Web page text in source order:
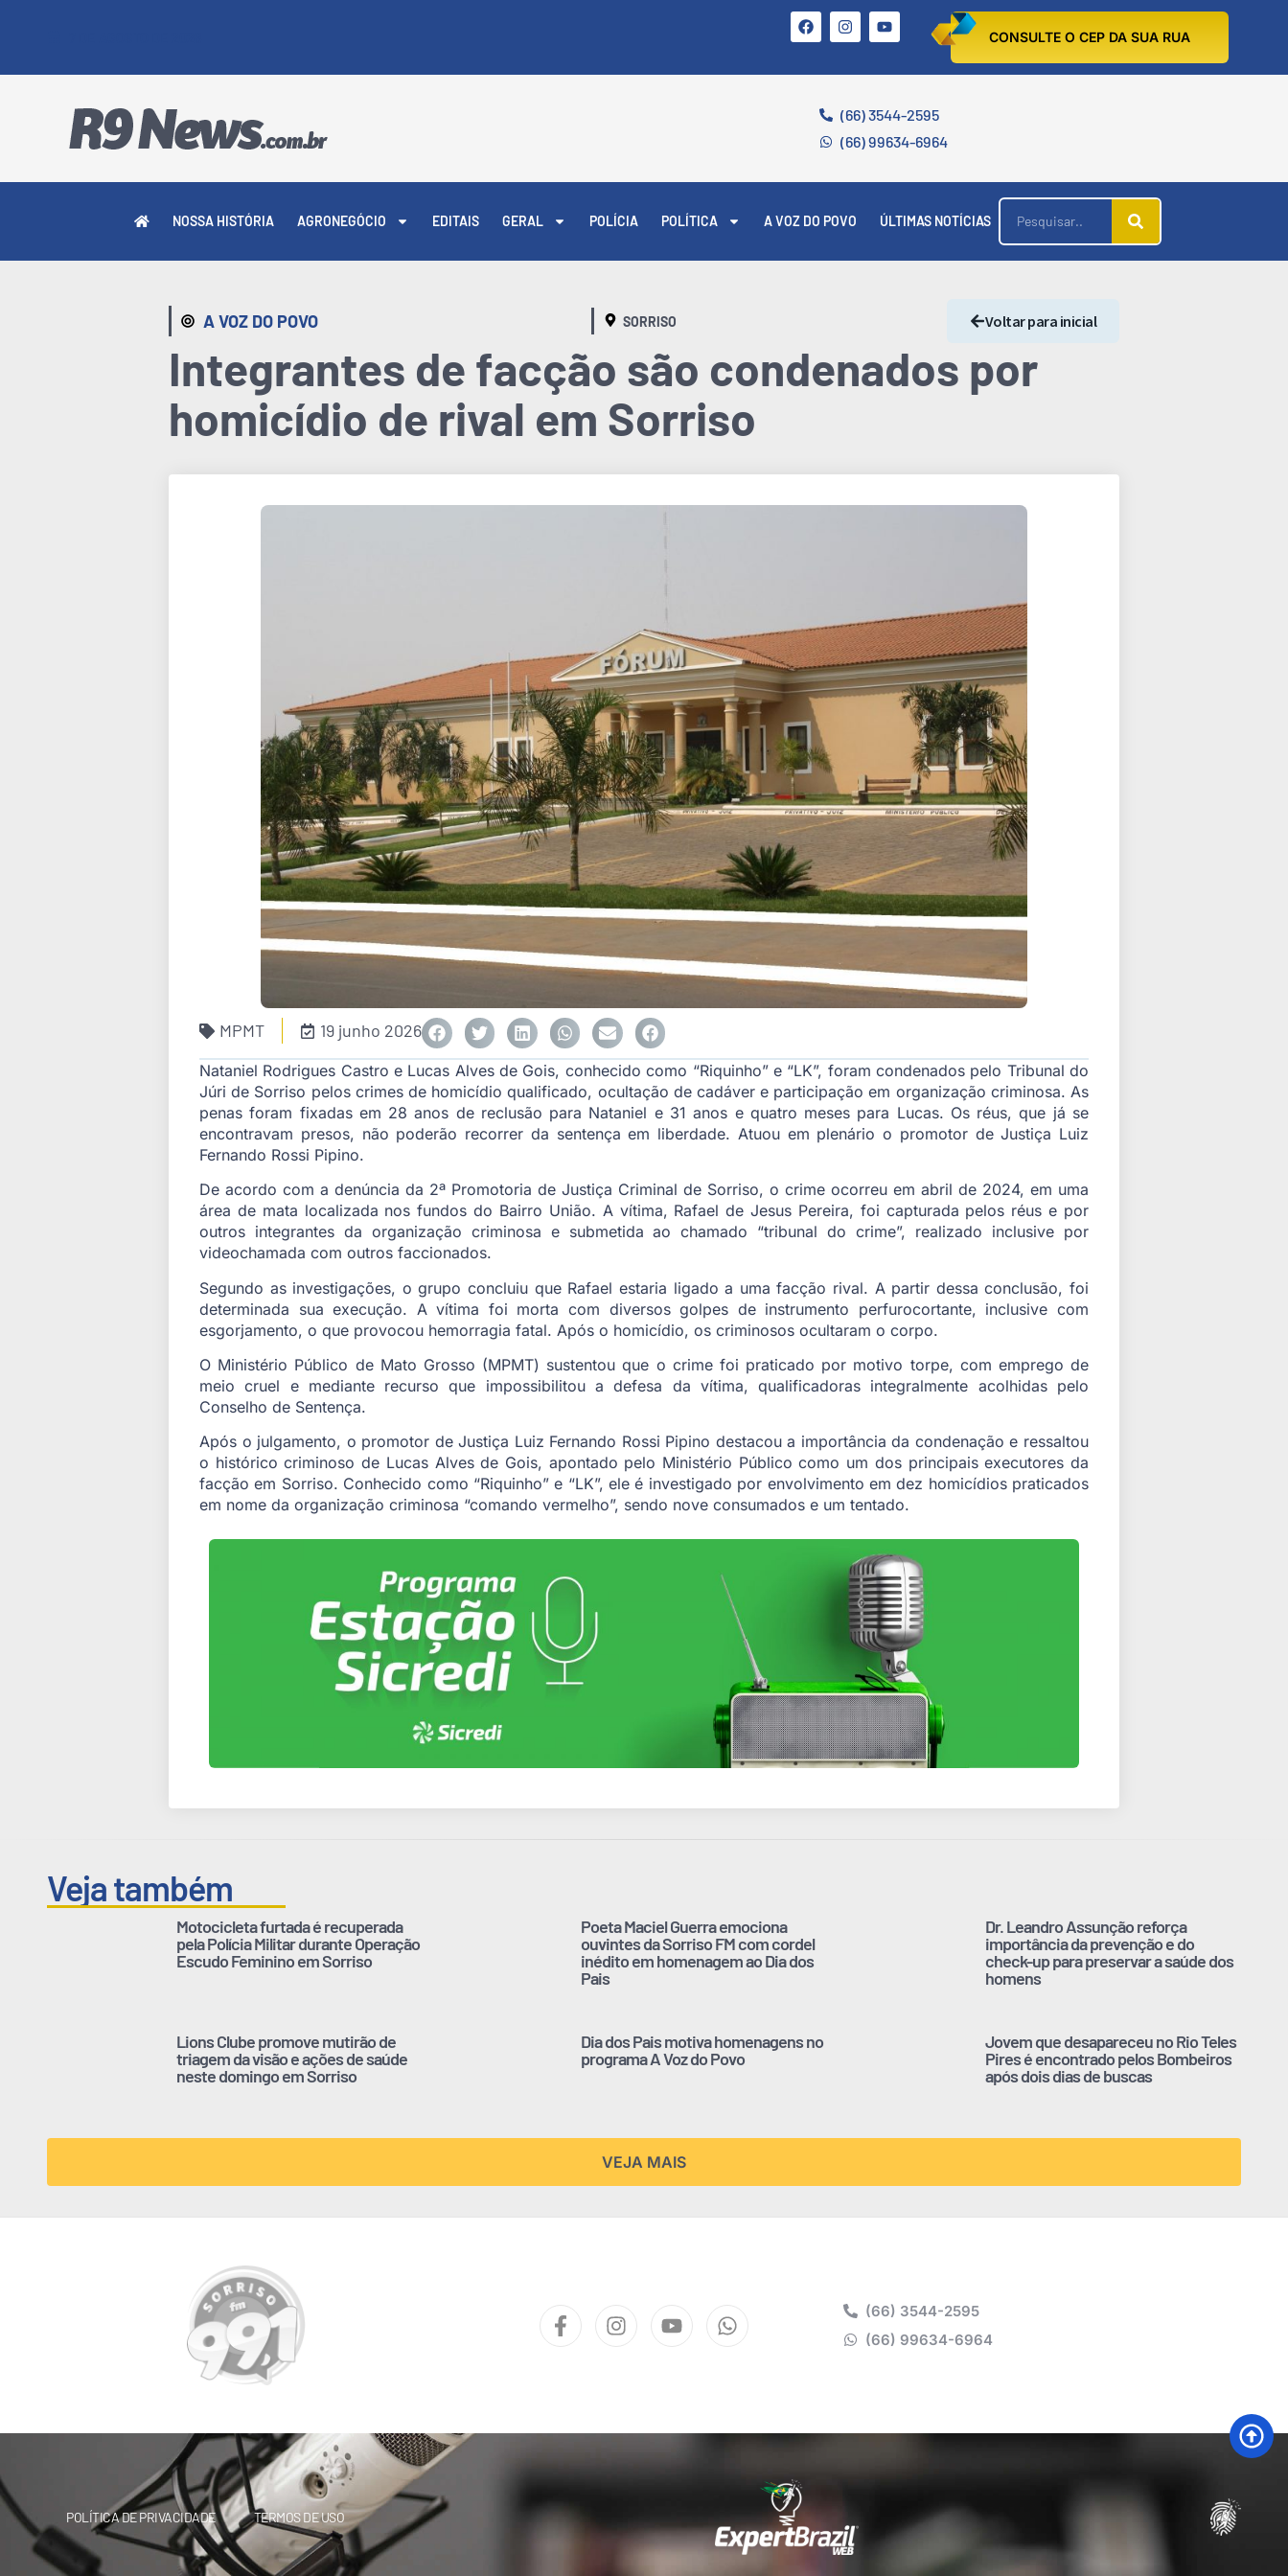
CONSULTE O CEP DA SUA RUA
(66) 3544-2595
(66) 99634-6964
NOSSA HISTÓRIA AGRONEGÓCIO EDITAIS GERAL POLÍCIA POLÍTICA A VOZ DO POVO ÚLTIMAS NOTÍCIAS
A VOZ DO POVO SORRISO Voltar para inicial
Integrantes de facção são condenados por
homicídio de rival em Sorriso
MPMT 19 junho 2026
Nataniel Rodrigues Castro e Lucas Alves de Gois, conhecido como “Riquinho” e “LK”, foram condenados pelo Tribunal do
Júri de Sorriso pelos crimes de homicídio qualificado, ocultação de cadáver e participação em organização criminosa. As
penas foram fixadas em 28 anos de reclusão para Nataniel e 31 anos e quatro meses para Lucas. Os réus, que já se
encontravam presos, não poderão recorrer da sentença em liberdade. Atuou em plenário o promotor de Justiça Luiz
Fernando Rossi Pipino.
De acordo com a denúncia da 2ª Promotoria de Justiça Criminal de Sorriso, o crime ocorreu em abril de 2024, em uma
área de mata localizada nos fundos do Bairro União. A vítima, Rafael de Jesus Pereira, foi capturada pelos réus e por
outros integrantes da organização criminosa e submetida ao chamado “tribunal do crime”, realizado inclusive por
videochamada com outros faccionados.
Segundo as investigações, o grupo concluiu que Rafael estaria ligado a uma facção rival. A partir dessa conclusão, foi
determinada sua execução. A vítima foi morta com diversos golpes de instrumento perfurocortante, inclusive com
esgorjamento, o que provocou hemorragia fatal. Após o homicídio, os criminosos ocultaram o corpo.
O Ministério Público de Mato Grosso (MPMT) sustentou que o crime foi praticado por motivo torpe, com emprego de
meio cruel e mediante recurso que impossibilitou a defesa da vítima, qualificadoras integralmente acolhidas pelo
Conselho de Sentença.
Após o julgamento, o promotor de Justiça Luiz Fernando Rossi Pipino destacou a importância da condenação e ressaltou
o histórico criminoso de Lucas Alves de Gois, apontado pelo Ministério Público como um dos principais executores da
facção em Sorriso. Conhecido como “Riquinho” e “LK”, ele é investigado por envolvimento em dez homicídios praticados
em nome da organização criminosa “comando vermelho”, sendo nove consumados e um tentado.
Veja também
Motocicleta furtada é recuperada
pela Polícia Militar durante Operação
Escudo Feminino em Sorriso
Poeta Maciel Guerra emociona
ouvintes da Sorriso FM com cordel
inédito em homenagem ao Dia dos
Pais
Dr. Leandro Assunção reforça
importância da prevenção e do
check-up para preservar a saúde dos
homens
Lions Clube promove mutirão de
triagem da visão e ações de saúde
neste domingo em Sorriso
Dia dos Pais motiva homenagens no
programa A Voz do Povo
Jovem que desapareceu no Rio Teles
Pires é encontrado pelos Bombeiros
após dois dias de buscas
VEJA MAIS
(66) 3544-2595
(66) 99634-6964
POLÍTICA DE PRIVACIDADE TERMOS DE USO